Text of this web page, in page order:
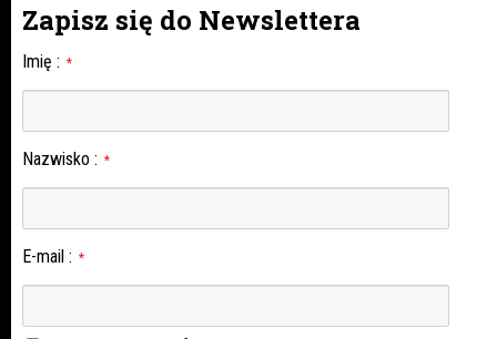
Zapisz się do Newslettera
Imię : *
Nazwisko : *
E-mail : *